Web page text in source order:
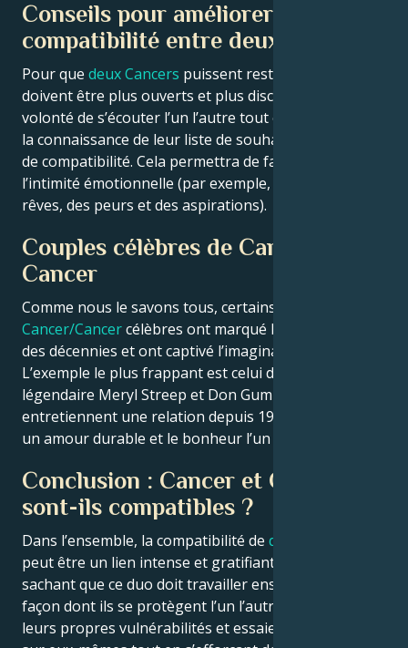
Conseils pour améliorer la
compatibilité entre deux Cancers
Pour que deux Cancers puissent rester enracinés, ils
doivent être plus ouverts et plus discrets, avec la
volonté de s’écouter l’un l’autre tout en développant
la connaissance de leur liste de souhaits en matière
de compatibilité. Cela permettra de favoriser
l’intimité émotionnelle (par exemple, en discutant des
rêves, des peurs et des aspirations).
Couples célèbres de Cancer et de
Cancer
Comme nous le savons tous, certains
Cancer/Cancercélèbres ont marqué l’histoire au fil
des décennies et ont captivé l’imagination du public.
L’exemple le plus frappant est celui du couple
légendaire Meryl Streep et Don Gummer, qui
entretiennent une relation depuis 1978, partageant
un amour durable et le bonheur l’un pour l’autre.
Conclusion : Cancer et Cancer
sont-ils compatibles ?
Dans l’ensemble, la compatibilité de deux Cancers
peut être un lien intense et gratifiant, tout en
sachant que ce duo doit travailler ensemble sur la
façon dont ils se protègent l’un l’autre. S’ils acceptent
leurs propres vulnérabilités et essaient de travailler